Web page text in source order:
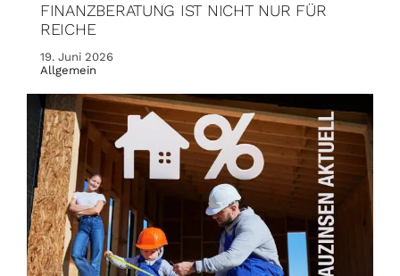
FINANZBERATUNG IST NICHT NUR FÜR
REICHE
19. Juni 2026
Allgemein